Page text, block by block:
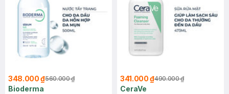
348.000 ₫560.000 ₫
Bioderma
341.000 ₫490.000 ₫
CeraVe